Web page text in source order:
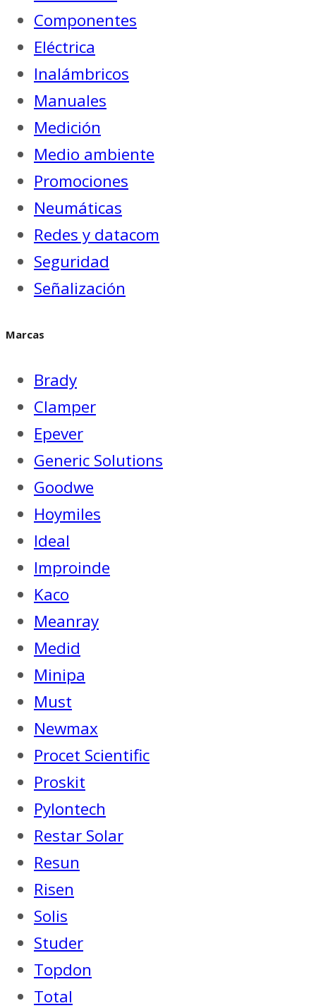
Componentes
Eléctrica
Inalámbricos
Manuales
Medición
Medio ambiente
Promociones
Neumáticas
Redes y datacom
Seguridad
Señalización
Marcas
Brady
Clamper
Epever
Generic Solutions
Goodwe
Hoymiles
Ideal
Improinde
Kaco
Meanray
Medid
Minipa
Must
Newmax
Procet Scientific
Proskit
Pylontech
Restar Solar
Resun
Risen
Solis
Studer
Topdon
Total